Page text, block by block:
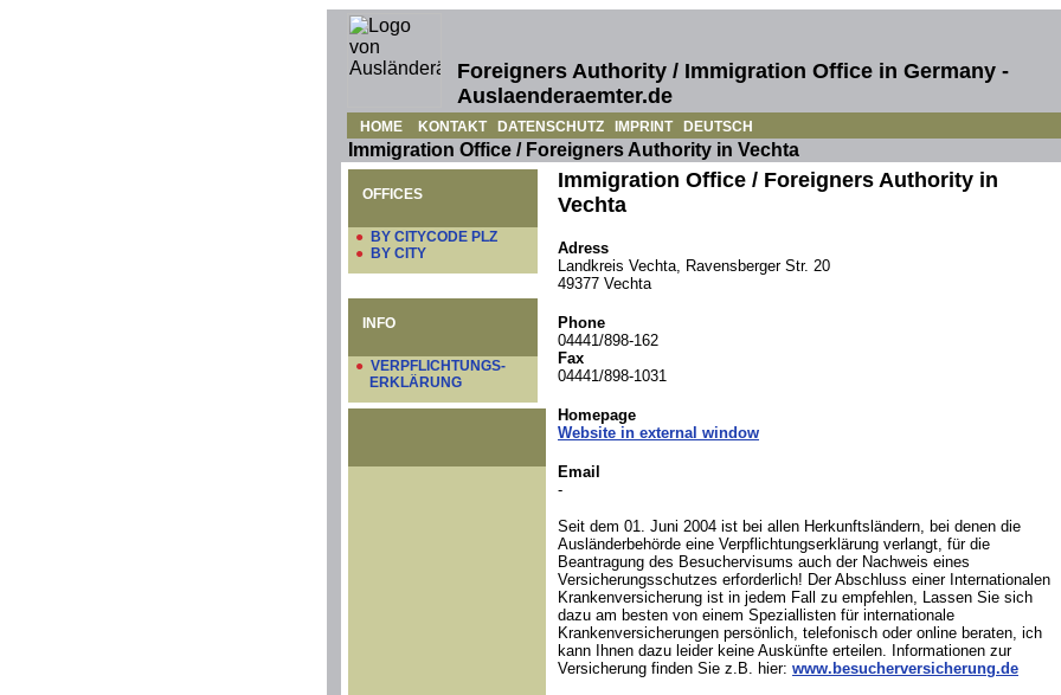
Foreigners Authority / Immigration Office in Germany -
Auslaenderaemter.de
HOME KONTAKT DATENSCHUTZ IMPRINT DEUTSCH
Immigration Office / Foreigners Authority in Vechta
OFFICES
● BY CITYCODE PLZ
● BY CITY
INFO
● VERPFLICHTUNGS-
ERKLÄRUNG
Immigration Office / Foreigners Authority in
Vechta
Adress
Landkreis Vechta, Ravensberger Str. 20
49377 Vechta
Phone
04441/898-162
Fax
04441/898-1031
Homepage
Website in external window
Email
-
Seit dem 01. Juni 2004 ist bei allen Herkunftsländern, bei denen die
Ausländerbehörde eine Verpflichtungserklärung verlangt, für die
Beantragung des Besuchervisums auch der Nachweis eines
Versicherungsschutzes erforderlich! Der Abschluss einer Internationalen
Krankenversicherung ist in jedem Fall zu empfehlen, Lassen Sie sich
dazu am besten von einem Speziallisten für internationale
Krankenversicherungen persönlich, telefonisch oder online beraten, ich
kann Ihnen dazu leider keine Auskünfte erteilen. Informationen zur
Versicherung finden Sie z.B. hier: www.besucherversicherung.de